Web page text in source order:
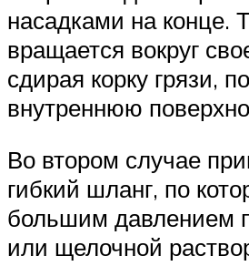
насадками на конце.
вращается вокруг
сдирая корку грязи,
внутреннюю
Во втором случае
гибкий шланг, по
большим давлением
или щелочной